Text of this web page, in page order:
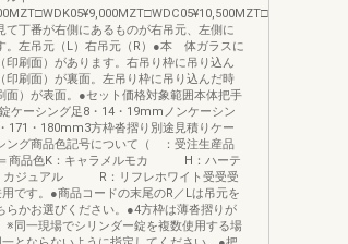
丁番が右側にあるものが右吊元、左側に
。左吊元（L）右吊元（R）●本 体ガラスに
印刷面）があります。右吊り枠に吊り込ん
印刷面）が裏面。左吊り枠に吊り込んだ時
面）が表面。●セット価格対象範囲本体把手
ケーシング足8・14・19mmノンケーシン
171・180mm3方枠沓摺り別途見積りケー
ング商品色記号について（ ：受注生産品
＝商品色K：キャラメルモカ H：ハーテ
カジュアル R：リフレホワイト受受受
です。●商品コードの末尾のR／Lは吊元を
らかお選びください。●4方枠は薄沓摺りが
※同一現場でシリンダー錠を複数使用する場